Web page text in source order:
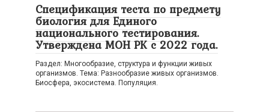
Спецификация теста по предмету
биология для Единого
национального тестирования.
Утверждена МОН РК с 2022 года.
Раздел: Многообразие, структура и функции живых
организмов. Тема: Разнообразие живых организмов.
Биосфера, экосистема. Популяция.